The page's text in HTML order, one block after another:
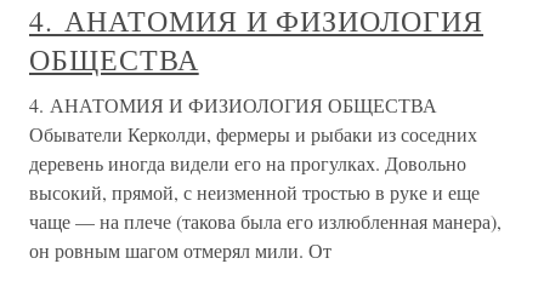
4. АНАТОМИЯ И ФИЗИОЛОГИЯ
ОБЩЕСТВА
4. АНАТОМИЯ И ФИЗИОЛОГИЯ ОБЩЕСТВА
Обыватели Керколди, фермеры и рыбаки из соседних
деревень иногда видели его на прогулках. Довольно
высокий, прямой, с неизменной тростью в руке и еще
чаще — на плече (такова была его излюбленная манера),
он ровным шагом отмерял мили. От